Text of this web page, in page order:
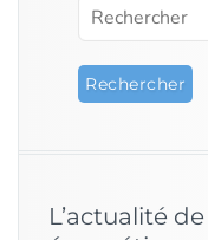
L’actualité